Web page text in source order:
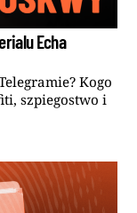
Echa
Kogo
szpiegostwo i